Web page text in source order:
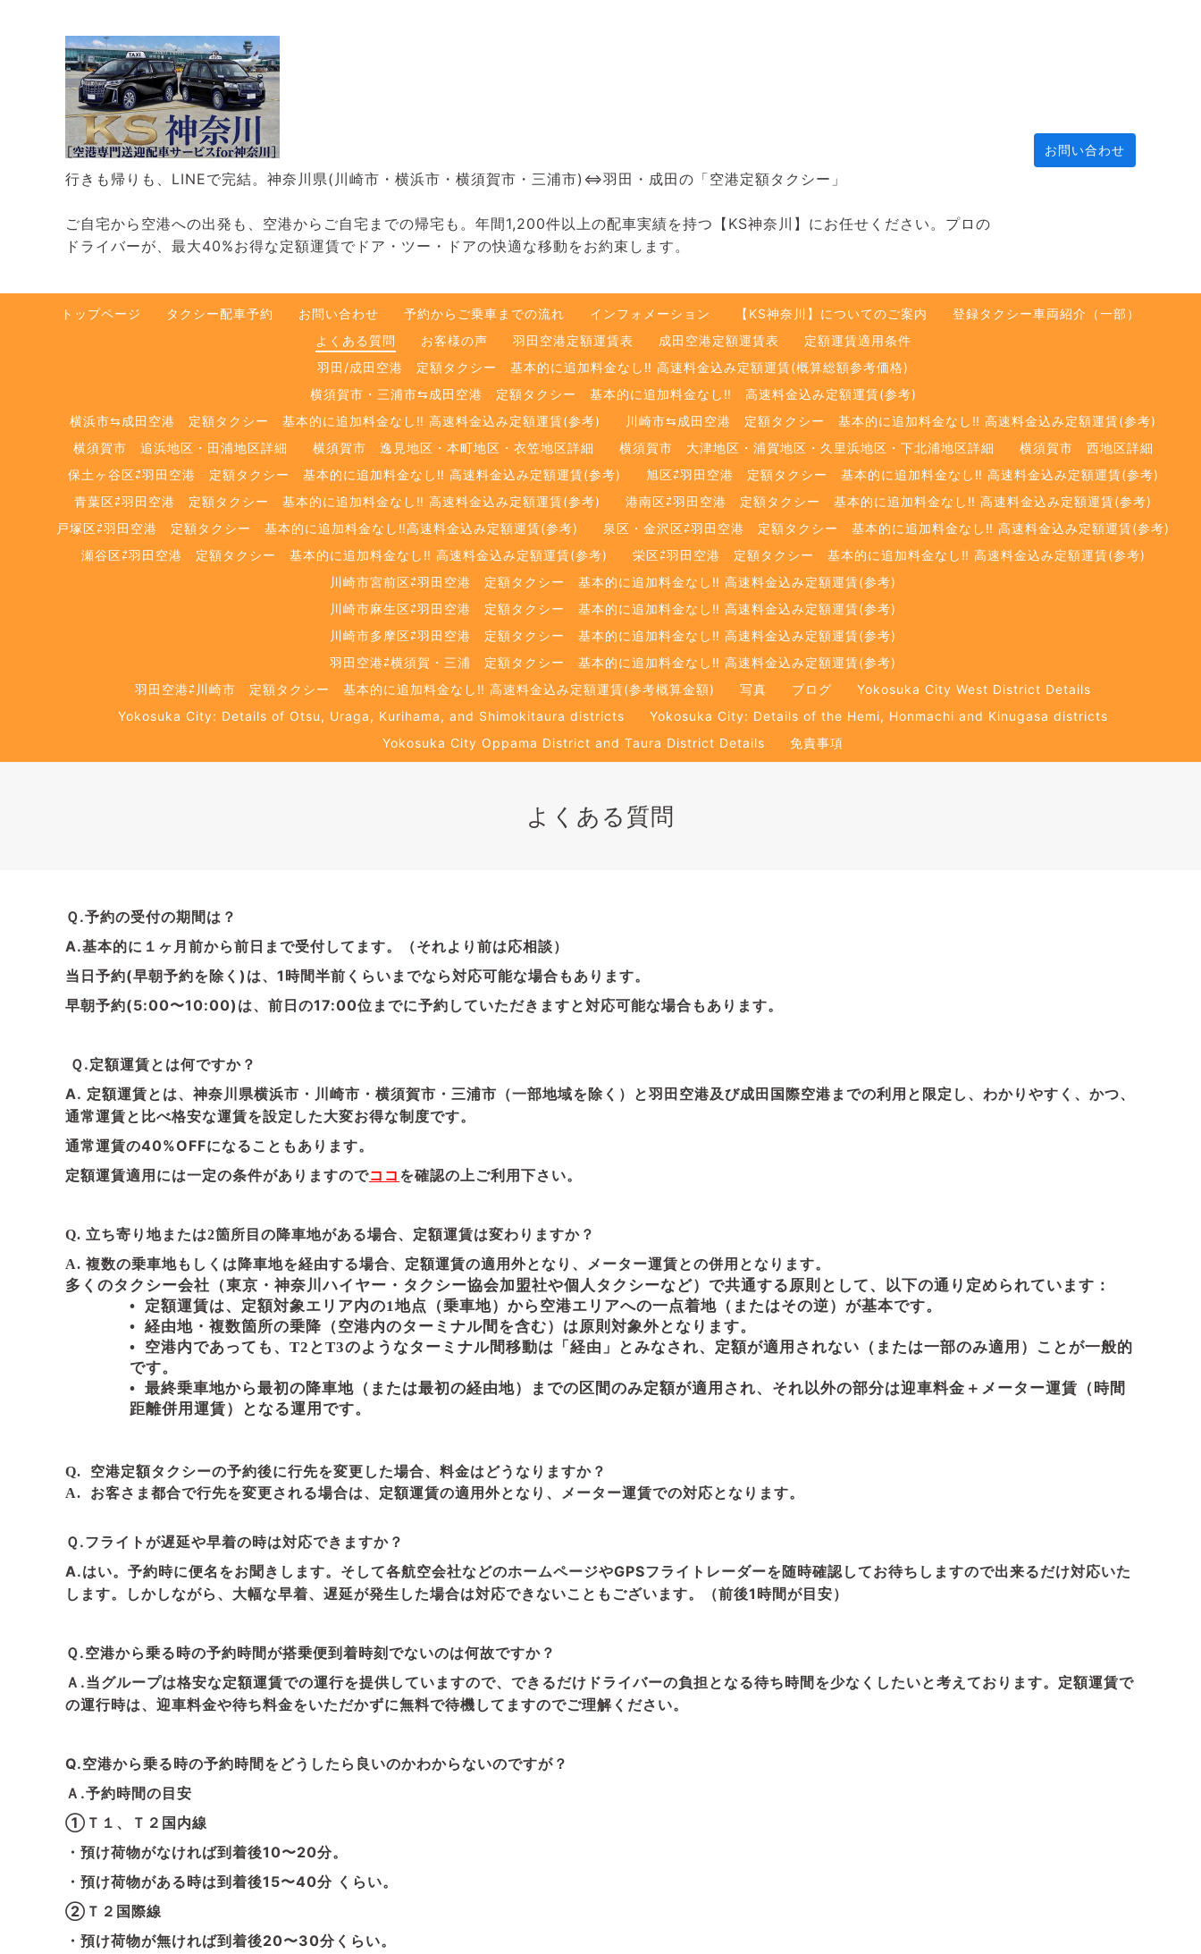
行きも帰りも、LINEで完結。神奈川県(川崎市・横浜市・横須賀市・三浦市)⇔羽田・成田の「空港定額タクシー」
ご自宅から空港への出発も、空港からご自宅までの帰宅も。年間1,200件以上の配車実績を持つ【KS神奈川】にお任せください。プロの
ドライバーが、最大40%お得な定額運賃でドア・ツー・ドアの快適な移動をお約束します。
お問い合わせ
トップページ タクシー配車予約 お問い合わせ 予約からご乗車までの流れ インフォメーション 【KS神奈川】についてのご案内
登録タクシー車両紹介（一部）
よくある質問
お客様の声 羽田空港定額運賃表 成田空港定額運賃表
定額運賃適用条件
羽田/成田空港 定額タクシー 基本的に追加料金なし‼️ 高速料金込み定額運賃(概算総額参考価格)
横須賀市・三浦市⇆成田空港 定額タクシー 基本的に追加料金なし‼️ 高速料金込み定額運賃(参考)
横浜市⇆成田空港 定額タクシー 基本的に追加料金なし‼️ 高速料金込み定額運賃(参考)
川崎市⇆成田空港 定額タクシー 基本的に追加料金なし‼️ 高速料金込み定額運賃(参考)
横須賀市 追浜地区・田浦地区詳細
横須賀市 逸見地区・本町地区・衣笠地区詳細 横須賀市 大津地区・浦賀地区・久里浜地区・下北浦地区詳細
横須賀市 西地区詳細
保土ヶ谷区⇄羽田空港 定額タクシー 基本的に追加料金なし‼️ 高速料金込み定額運賃(参考)
旭区⇄羽田空港 定額タクシー 基本的に追加料金なし‼️ 高速料金込み定額運賃(参考)
青葉区⇄羽田空港 定額タクシー 基本的に追加料金なし‼️ 高速料金込み定額運賃(参考)
港南区⇄羽田空港 定額タクシー 基本的に追加料金なし‼️ 高速料金込み定額運賃(参考)
戸塚区⇄羽田空港 定額タクシー 基本的に追加料金なし‼️高速料金込み定額運賃(参考)
泉区・金沢区⇄羽田空港 定額タクシー 基本的に追加料金なし‼️ 高速料金込み定額運賃(参考)
瀬谷区⇄羽田空港 定額タクシー 基本的に追加料金なし‼️ 高速料金込み定額運賃(参考)
栄区⇄羽田空港 定額タクシー 基本的に追加料金なし‼️ 高速料金込み定額運賃(参考)
川崎市宮前区⇄羽田空港 定額タクシー 基本的に追加料金なし‼️ 高速料金込み定額運賃(参考)
川崎市麻生区⇄羽田空港 定額タクシー 基本的に追加料金なし‼️ 高速料金込み定額運賃(参考)
川崎市多摩区⇄羽田空港 定額タクシー 基本的に追加料金なし‼️ 高速料金込み定額運賃(参考)
羽田空港⇄横須賀・三浦 定額タクシー 基本的に追加料金なし‼️ 高速料金込み定額運賃(参考)
羽田空港⇄川崎市 定額タクシー 基本的に追加料金なし‼️ 高速料金込み定額運賃(参考概算金額)
写真 ブログ
Yokosuka City West District Details
Yokosuka City: Details of Otsu, Uraga, Kurihama, and Shimokitaura districts
Yokosuka City: Details of the Hemi, Honmachi and Kinugasa districts
Yokosuka City Oppama District and Taura District Details
免責事項
よくある質問
Ｑ.予約の受付の期間は？
A.基本的に１ヶ月前から前日まで受付してます。（それより前は応相談）
当日予約(早朝予約を除く)は、1時間半前くらいまでなら対応可能な場合もあります。
早朝予約(5:00〜10:00)は、前日の17:00位までに予約していただきますと対応可能な場合もあります。
Ｑ.定額運賃とは何ですか？
A. 定額運賃とは、神奈川県横浜市・川崎市・横須賀市・三浦市（一部地域を除く）と羽田空港及び成田国際空港までの利用と限定し、わかりやすく、かつ、
通常運賃と比べ格安な運賃を設定した大変お得な制度です。
通常運賃の40%OFFになることもあります。
定額運賃適用には一定の条件がありますのでココ を確認の上ご利用下さい。
Q. 立ち寄り地または2箇所目の降車地がある場合、定額運賃は変わりますか？
A. 複数の乗車地もしくは降車地を経由する場合、定額運賃の適用外となり、メーター運賃との併用となります。
多くのタクシー会社（東京・神奈川ハイヤー・タクシー協会加盟社や個人タクシーなど）で共通する原則として、以下の通り定められています：
•
定額運賃は、定額対象エリア内の1地点（乗車地）から空港エリアへの一点着地（またはその逆）が基本です。
• 経由地・複数箇所の乗降（空港内のターミナル間を含む）は原則対象外となります。
•
空港内であっても、T2とT3のようなターミナル間移動は「経由」とみなされ、定額が適用されない（または一部のみ適用）ことが一般的
です。
• 最終乗車地から最初の降車地（または最初の経由地）までの区間のみ定額が適用され、それ以外の部分は迎車料金＋メーター運賃（時間
距離併用運賃）となる運用です。
Q.
空港定額タクシーの予約後に行先を変更した場合、料金はどうなりますか？
A.
お客さま都合で行先を変更される場合は、定額運賃の適用外となり、メーター運賃での対応となります。
Ｑ.フライトが遅延や早着の時は対応できますか？
A.はい。予約時に便名をお聞きします。そして各航空会社などのホームページやGPSフライトレーダーを随時確認してお待ちしますので出来るだけ対応いた
します。しかしながら、大幅な早着、遅延が発生した場合は対応できないこともございます。（前後1時間が目安）
Ｑ.空港から乗る時の予約時間が搭乗便到着時刻でないのは何故ですか？
Ａ.当グループは格安な定額運賃での運行を提供していますので、できるだけドライバーの負担となる待ち時間を少なくしたいと考えております。定額運賃で
の運行時は、迎車料金や待ち料金をいただかずに無料で待機してますのでご理解ください。
Q.空港から乗る時の予約時間をどうしたら良いのかわからないのですが？
Ａ.予約時間の目安
①Ｔ１、Ｔ２国内線
・預け荷物がなければ到着後10〜20分。
・預け荷物がある時は到着後15〜40分 くらい。
②Ｔ２国際線
・預け荷物が無ければ到着後20〜30分くらい。